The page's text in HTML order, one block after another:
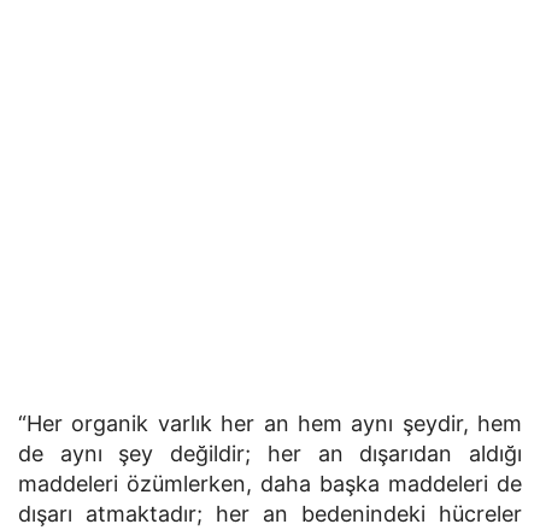
“Her organik varlık her an hem aynı şeydir, hem
de aynı şey değildir; her an dışarıdan aldığı
maddeleri özümlerken, daha başka maddeleri de
dışarı atmaktadır; her an bedenindeki hücreler